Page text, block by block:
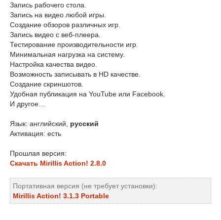
Запись рабочего стола.
Запись на видео любой игры.
Создание обзоров различных игр.
Запись видео с веб-плеера.
Тестирование производительности игр.
Минимальная нагрузка на систему.
Настройка качества видео.
Возможность записывать в HD качестве.
Создание скриншотов.
Удобная публикация на YouTube или Facebook.
И другое…
Язык: английский, русский
Активация: есть
Прошлая версия:
Скачать Mirillis Action! 2.8.0
Портативная версия (не требует установки):
Mirillis Action! 3.1.3 Portable